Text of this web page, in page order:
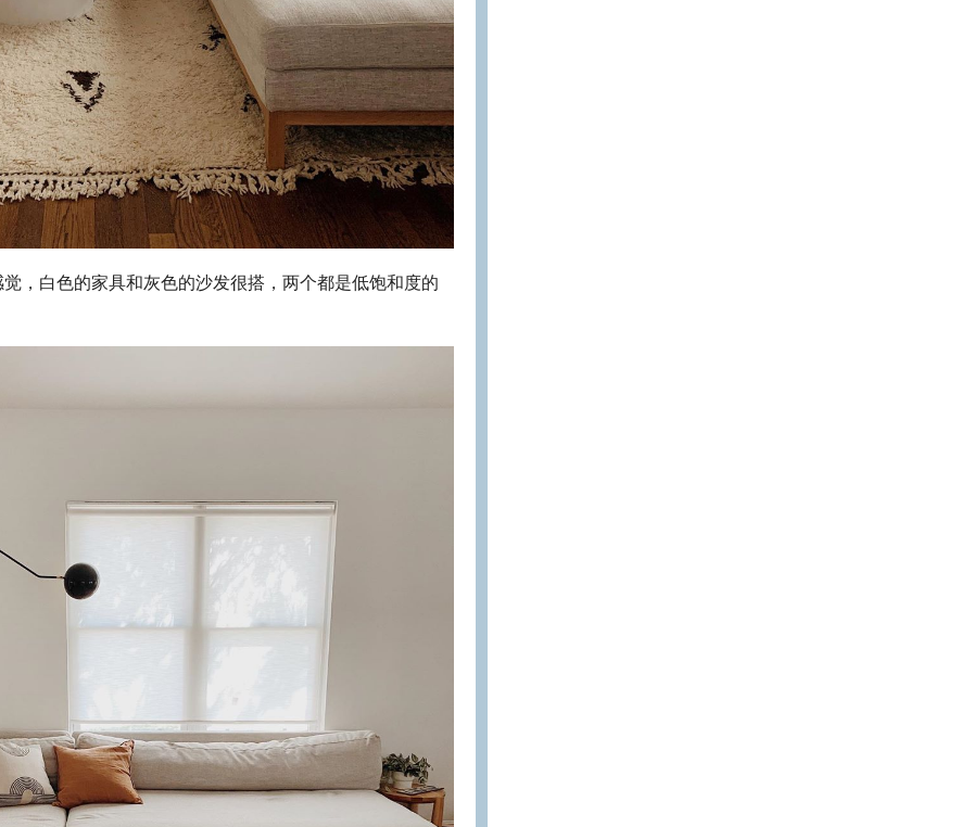
，白色的家具和灰色的沙发很搭，两个都是低饱和度的